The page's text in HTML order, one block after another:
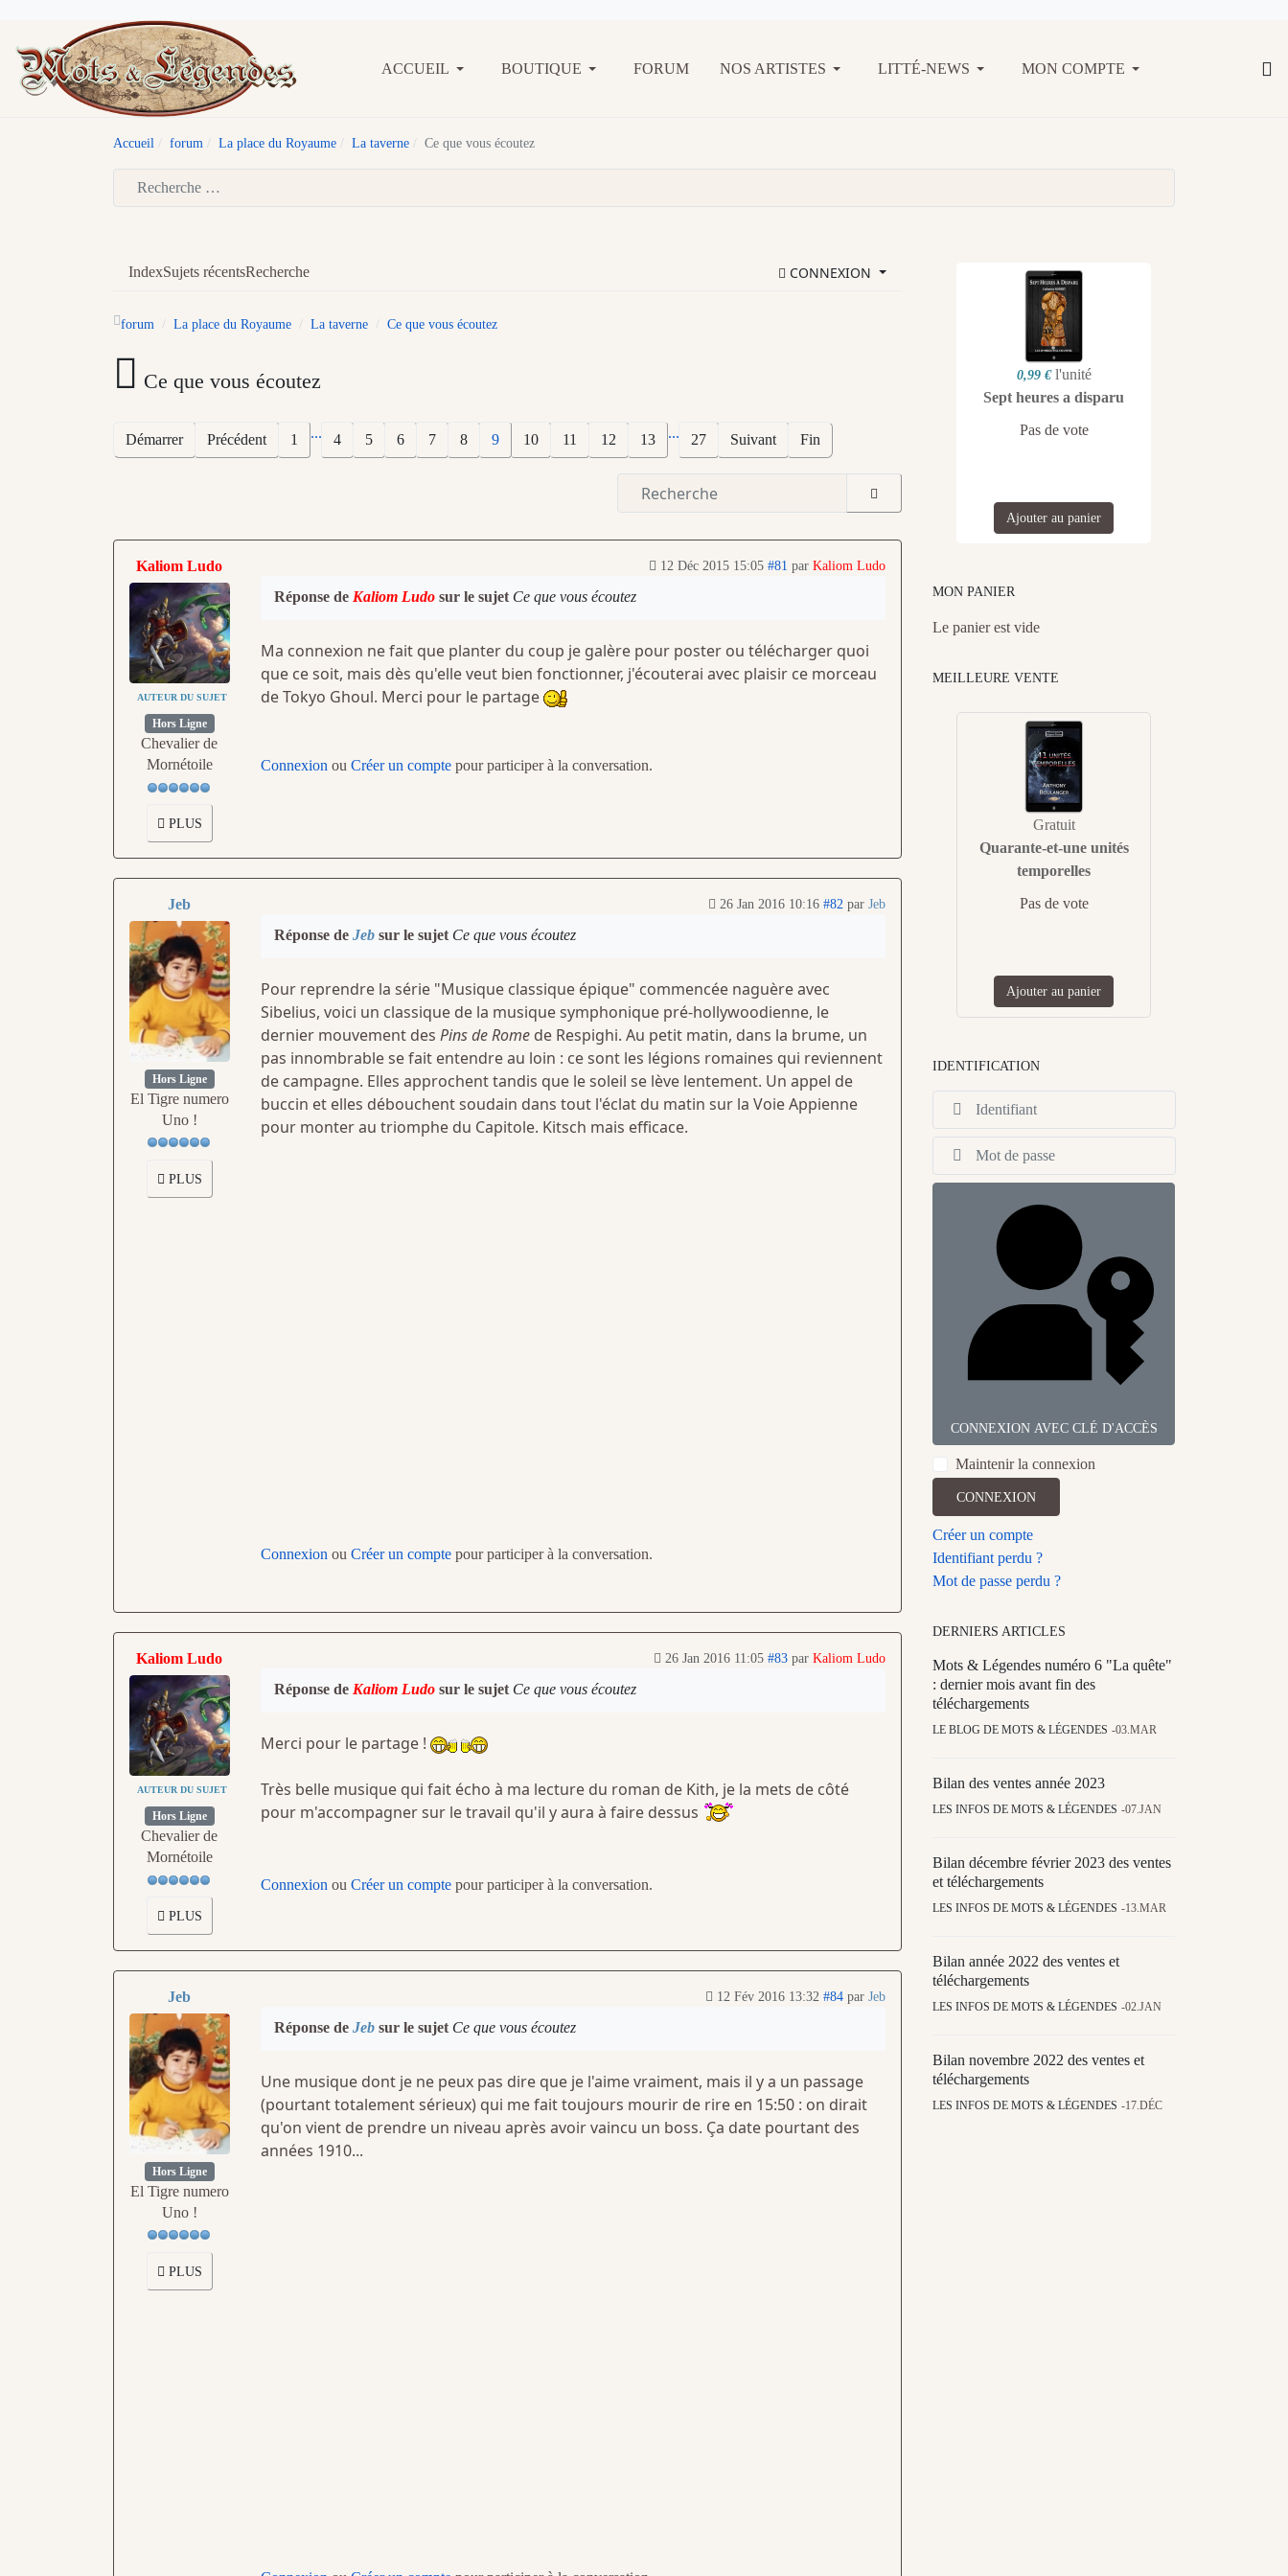
ACCUEIL BOUTIQUE FORUM NOS ARTISTES LITTÉ-NEWS MON COMPTE
Accueil forum La place du Royaume La taverne Ce que vous écoutez
IndexSujets récentsRecherche CONNEXION
forum La place du Royaume La taverne Ce que vous écoutez
Ce que vous écoutez
Démarrer Précédent 1 ... 4 5 6 7 8 9 10 11 12 13 ... 27 Suivant Fin
Kaliom Ludo
AUTEUR DU SUJET
Hors Ligne
Chevalier de
Mornétoile
PLUS
12 Déc 2015 15:05 #81 par Kaliom Ludo
Réponse de Kaliom Ludosur le sujet Ce que vous écoutez
Ma connexion ne fait que planter du coup je galère pour poster ou télécharger quoi
que ce soit, mais dès qu'elle veut bien fonctionner, j'écouterai avec plaisir ce morceau
de Tokyo Ghoul. Merci pour le partage
Connexion ou Créer un comptepour participer à la conversation.
Jeb
Hors Ligne
El Tigre numero
Uno !
PLUS
26 Jan 2016 10:16 #82 par Jeb
Réponse de Jebsur le sujet Ce que vous écoutez
Pour reprendre la série "Musique classique épique" commencée naguère avec
Sibelius, voici un classique de la musique symphonique pré-hollywoodienne, le
dernier mouvement des Pins de Romede Respighi. Au petit matin, dans la brume, un
pas innombrable se fait entendre au loin : ce sont les légions romaines qui reviennent
de campagne. Elles approchent tandis que le soleil se lève lentement. Un appel de
buccin et elles débouchent soudain dans tout l'éclat du matin sur la Voie Appienne
pour monter au triomphe du Capitole. Kitsch mais efficace.
Connexion ou Créer un comptepour participer à la conversation.
Kaliom Ludo
AUTEUR DU SUJET
Hors Ligne
Chevalier de
Mornétoile
PLUS
26 Jan 2016 11:05 #83 par Kaliom Ludo
Réponse de Kaliom Ludosur le sujet Ce que vous écoutez
Merci pour le partage !
Très belle musique qui fait écho à ma lecture du roman de Kith, je la mets de côté
pour m'accompagner sur le travail qu'il y aura à faire dessus
Connexion ou Créer un comptepour participer à la conversation.
Jeb
Hors Ligne
El Tigre numero
Uno !
PLUS
12 Fév 2016 13:32 #84 par Jeb
Réponse de Jebsur le sujet Ce que vous écoutez
Une musique dont je ne peux pas dire que je l'aime vraiment, mais il y a un passage
(pourtant totalement sérieux) qui me fait toujours mourir de rire en 15:50 : on dirait
qu'on vient de prendre un niveau après avoir vaincu un boss. Ça date pourtant des
années 1910...
0,99 € l'unité
Sept heures a disparu
Pas de vote
Ajouter au panier
MON PANIER
Le panier est vide
MEILLEURE VENTE
Gratuit
Quarante-et-une unités
temporelles
Pas de vote
Ajouter au panier
IDENTIFICATION
CONNEXION AVEC CLÉ D'ACCÈS
Maintenir la connexion
CONNEXION
Créer un compte
Identifiant perdu ?
Mot de passe perdu ?
DERNIERS ARTICLES
Mots & Légendes numéro 6 "La quête"
: dernier mois avant fin des
téléchargements
LE BLOG DE MOTS & LÉGENDES 03.MAR
Bilan des ventes année 2023
LES INFOS DE MOTS & LÉGENDES 07.JAN
Bilan décembre février 2023 des ventes
et téléchargements
LES INFOS DE MOTS & LÉGENDES 13.MAR
Bilan année 2022 des ventes et
téléchargements
LES INFOS DE MOTS & LÉGENDES 02.JAN
Bilan novembre 2022 des ventes et
téléchargements
LES INFOS DE MOTS & LÉGENDES 17.DÉC